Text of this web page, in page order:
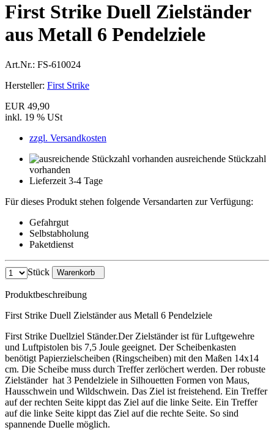
First Strike Duell Zielständer
aus Metall 6 Pendelziele
Art.Nr.: FS-610024
Hersteller: First Strike
EUR 49,90
inkl. 19 % USt
zzgl. Versandkosten
ausreichende Stückzahl
vorhanden
Lieferzeit 3-4 Tage
Für dieses Produkt stehen folgende Versandarten zur Verfügung:
Gefahrgut
Selbstabholung
Paketdienst
Stück Warenkorb
Produktbeschreibung
First Strike Duell Zielständer aus Metall 6 Pendelziele
First Strike Duellziel Ständer.Der Zielständer ist für Luftgewehre
und Luftpistolen bis 7,5 Joule geeignet. Der Scheibenkasten
benötigt Papierzielscheiben (Ringscheiben) mit den Maßen 14x14
cm. Die Scheibe muss durch Treffer zerlöchert werden. Der robuste
Zielständer hat 3 Pendelziele in Silhouetten Formen von Maus,
Hausschwein und Wildschwein. Das Ziel ist freistehend. Ein Treffer
auf der rechten Seite kippt das Ziel auf die linke Seite. Ein Treffer
auf die linke Seite kippt das Ziel auf die rechte Seite. So sind
spannende Duelle möglich.